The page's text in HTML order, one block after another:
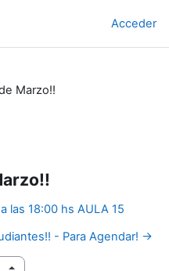
Acceder
Marzo!!
las 18:00 hs AULA 15
- Para Agendar! →